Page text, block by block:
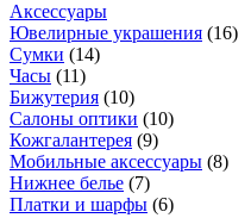
Аксессуары
Ювелирные украшения (16)
Сумки (14)
Часы (11)
Бижутерия (10)
Салоны оптики (10)
Кожгалантерея (9)
Мобильные аксессуары (8)
Нижнее белье (7)
Платки и шарфы (6)